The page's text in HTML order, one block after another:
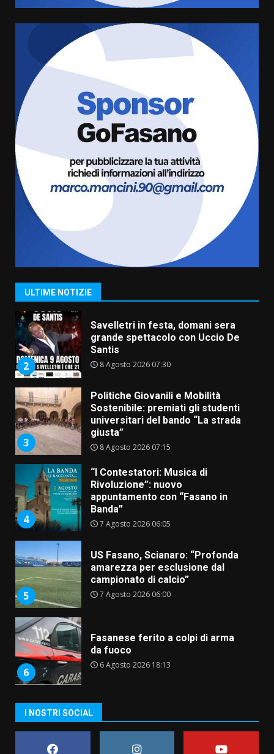
ULTIME NOTIZIE
amarezza per esclusione dal
campionato di calcio”
7 Agosto 2026 06:00
Fasanese ferito a colpi di arma
da fuoco
6 Agosto 2026 18:13
Carta d’identità: continua il piano
di aperture straordinarie del
Comune di Fasano
6 Agosto 2026 14:16
1
La Banda Città di Fasano apre
ufficialmente la Festa di
2
Savelletri in festa, domani sera
grande spettacolo con Uccio De
Santis
8 Agosto 2026 07:30
3
Politiche Giovanili e Mobilità
Sostenibile: premiati gli studenti
universitari del bando “La strada
giusta”
8 Agosto 2026 07:15
4
“I Contestatori: Musica di
Rivoluzione”: nuovo
appuntamento con “Fasano in
Banda”
7 Agosto 2026 06:05
5
US Fasano, Scianaro: “Profonda
amarezza per esclusione dal
campionato di calcio”
7 Agosto 2026 06:00
6
Fasanese ferito a colpi di arma
da fuoco
6 Agosto 2026 18:13
di aperture straordinarie del
Comune di Fasano
6 Agosto 2026 14:16
I NOSTRI SOCIAL